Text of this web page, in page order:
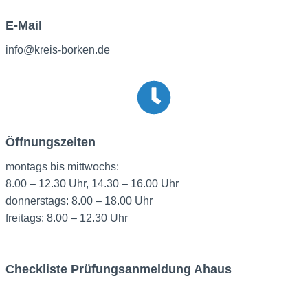
E-Mail
info@kreis-borken.de
Öffnungszeiten
montags bis mittwochs:
8.00 – 12.30 Uhr, 14.30 – 16.00 Uhr
donnerstags: 8.00 – 18.00 Uhr
freitags: 8.00 – 12.30 Uhr
Checkliste Prüfungsanmeldung Ahaus